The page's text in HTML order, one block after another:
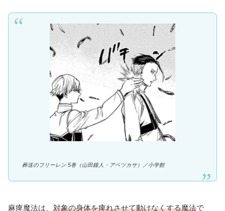
葬送のフリーレン 5巻（山田鐘人・アベツカサ）／小学館
麻痺魔法は、 対象の身体を痺れさせて動けなくする魔法で